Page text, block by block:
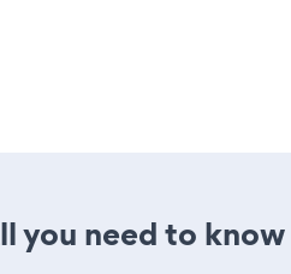
you need to